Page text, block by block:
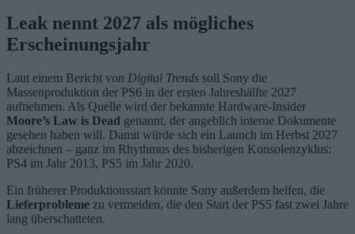
Leak nennt 2027 als mögliches
Erscheinungsjahr
Laut einem Bericht von Digital Trends soll Sony die
Massenproduktion der PS6 in der ersten Jahreshälfte 2027
aufnehmen. Als Quelle wird der bekannte Hardware-Insider
Moore’s Law is Dead genannt, der angeblich interne Dokumente
gesehen haben will. Damit würde sich ein Launch im Herbst 2027
abzeichnen – ganz im Rhythmus des bisherigen Konsolenzyklus:
PS4 im Jahr 2013, PS5 im Jahr 2020.
Ein früherer Produktionsstart könnte Sony außerdem helfen, die
Lieferprobleme zu vermeiden, die den Start der PS5 fast zwei Jahre
lang überschatteten.